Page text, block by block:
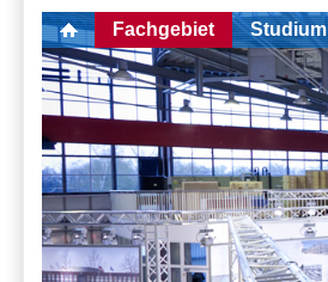
Fachgebiet Studium